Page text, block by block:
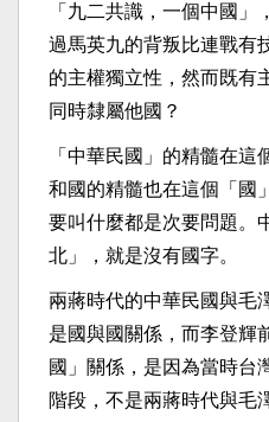
「九二共識，一個中國
過馬英九的背叛比連戰有
的主權獨立性，然而既有
同時隸屬他國？
「中華民國」的精髓在
和國的精髓也在這個「國
要叫什麼都是次要問題。
北」，就是沒有國字。
兩蔣時代的中華民國與毛
是國與國關係，而李登輝
國」關係，是因為當時台
階段，不是兩蔣時代與毛